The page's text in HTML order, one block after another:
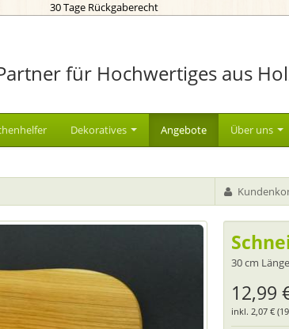
30 Tage Rückgaberecht
für Hochwertiges aus
Dekoratives Angebote Über uns
30 cm Länge
12,99
inkl. 2,07 €